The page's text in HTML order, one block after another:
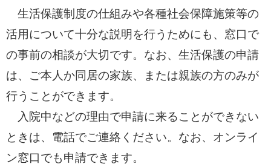
生活保護制度の仕組みや各種社会保障施策等の
活用について十分な説明を行うためにも、窓口で
の事前の相談が大切です。なお、生活保護の申請
は、ご本人か同居の家族、または親族の方のみが
行うことができます。
入院中などの理由で申請に来ることができない
ときは、電話でご連絡ください。なお、オンライ
ン窓口でも申請できます。